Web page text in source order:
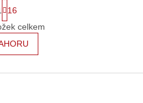
O
v
l
á
t
r
á
n
k
v
16
celkem